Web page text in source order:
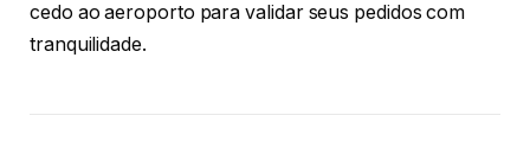
cedo ao aeroporto para validar seus pedidos com
tranquilidade.